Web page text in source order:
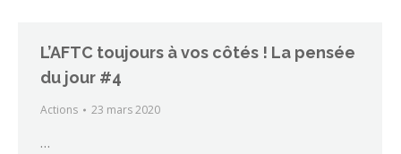
L’AFTC toujours à vos côtés ! La pensée
du jour #4
Actions 23 mars 2020
…